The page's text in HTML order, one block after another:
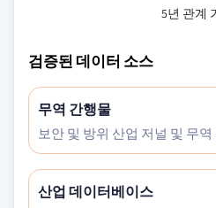
5년 관계
검증된 데이터 소스
무역 간행물
보안 및 방위 산업 저널 및 무역
산업 데이터베이스